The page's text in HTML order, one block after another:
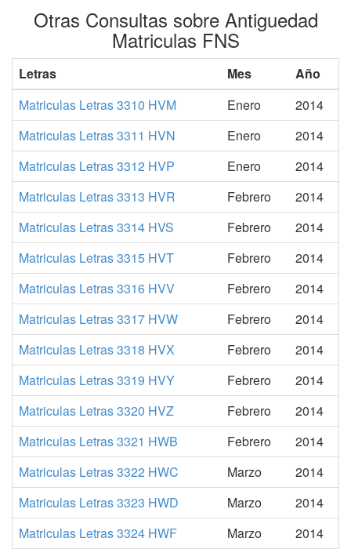
Otras Consultas sobre Antiguedad
Matriculas FNS
Letras Mes
Año
Matriculas Letras 3310 HVM
Enero
2014
Matriculas Letras 3311 HVN
Enero
2014
Matriculas Letras 3312 HVP
Enero
2014
Matriculas Letras 3313 HVR
Febrero
2014
Matriculas Letras 3314 HVS
Febrero
2014
Matriculas Letras 3315 HVT
Febrero
2014
Matriculas Letras 3316 HVV
Febrero
2014
Matriculas Letras 3317 HVW
Febrero
2014
Matriculas Letras 3318 HVX
Febrero
2014
Matriculas Letras 3319 HVY
Febrero
2014
Matriculas Letras 3320 HVZ
Febrero
2014
Matriculas Letras 3321 HWB
Febrero
2014
Matriculas Letras 3322 HWC
Marzo
2014
Matriculas Letras 3323 HWD
Marzo
2014
Matriculas Letras 3324 HWF
Marzo 2014